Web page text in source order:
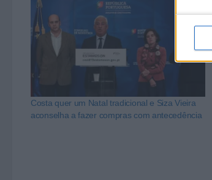
Costa quer um Natal tradicional e Siza Vieira
aconselha a fazer compras com antecedência